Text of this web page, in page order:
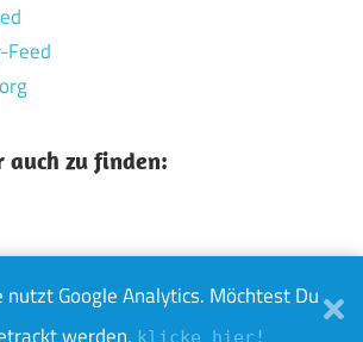
zu finden:
Theme: Maxwell von ThemeZee.
nutzt Google Analytics. Möchtest Du
klicke hier!